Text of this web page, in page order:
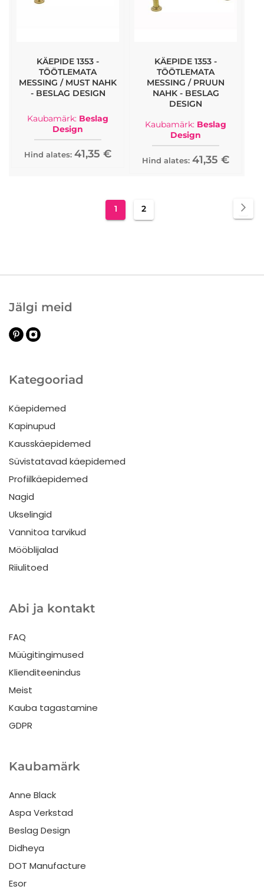
KÄEPIDE 1353 -
TÖÖTLEMATA
MESSING / MUST NAHK
- BESLAG DESIGN
Kaubamärk: Beslag
Design
Hind alates: 41,35 €
KÄEPIDE 1353 -
TÖÖTLEMATA
MESSING / PRUUN
NAHK - BESLAG
DESIGN
Kaubamärk: Beslag
Design
Hind alates: 41,35 €
You're
1 Page
2
Kategooriad
Käepidemed
Kapinupud
Kausskäepidemed
Süvistatavad käepidemed
Profiilkäepidemed
Nagid
Ukselingid
Vannitoa tarvikud
Mööblijalad
Riiulitoed
Abi ja kontakt
FAQ
Müügitingimused
Klienditeenindus
Meist
Kauba tagastamine
GDPR
Kaubamärk
Anne Black
Aspa Verkstad
Beslag Design
Didheya
DOT Manufacture
Esor
Jälgi meid